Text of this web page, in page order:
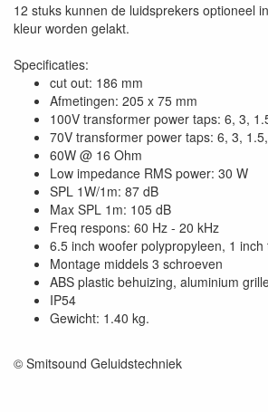
12 stuks kunnen de luidsprekers optioneel
kleur worden gelakt.
Specificaties:
cut out: 186 mm
Afmetingen: 205 x 75 mm
100V transformer power taps: 6, 3,
70V transformer power taps: 6, 3,
60W @ 16 Ohm
Low impedance RMS power: 30 W
SPL 1W/1m: 87 dB
Max SPL 1m: 105 dB
Freq respons: 60 Hz - 20 kHz
6.5 inch woofer polypropyleen, 1 inch
Montage middels 3 schroeven
ABS plastic behuizing, aluminium
IP54
Gewicht: 1.40 kg.
© Smitsound Geluidstechniek